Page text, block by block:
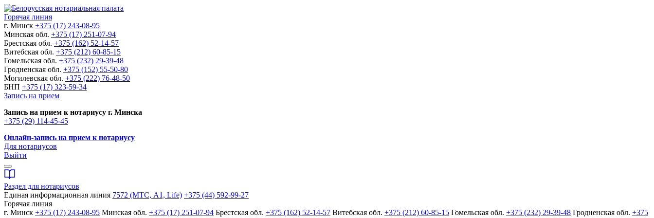
Горячая линия
г. Минск +375 (17) 243-08-95
Минская обл. +375 (17) 251-07-94
Брестская обл. +375 (162) 52-14-57
Витебская обл. +375 (212) 60-85-15
Гомельская обл. +375 (232) 29-39-48
Гродненская обл. +375 (152) 55-50-80
Могилевская обл. +375 (222) 76-48-50
БНП +375 (17) 323-59-34
Запись на прием
Запись на прием к нотариусу г. Минска
+375 (29) 114-45-45
Онлайн-запись на прием к нотариусу
Для нотариусов
Выйти
Раздел для нотариусов
Единая информационная линия 7572 (МТС, A1, Life) +375 (44) 592-99-27
Горячая линия
г. Минск +375 (17) 243-08-95 Минская обл. +375 (17) 251-07-94 Брестская обл. +375 (162) 52-14-57 Витебская обл. +375 (212) 60-85-15 Гомельская обл. +375 (232) 29-39-48 Гродненская обл. +375